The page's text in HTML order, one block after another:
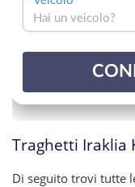
Traghetti Iraklia
Di seguito trovi tutte